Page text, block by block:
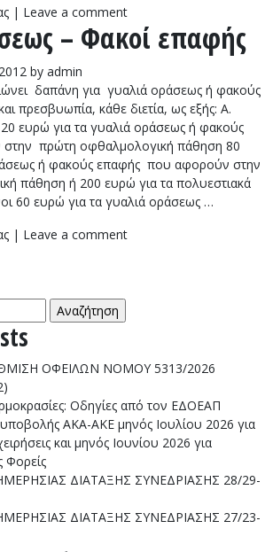
| Leave a comment
– Φακοί επαφής
by admin
δαπάνη για γυαλιά οράσεως ή φακούς
πρεσβυωπία, κάθε διετία, ως εξής: Α.
ευρώ για τα γυαλιά οράσεως ή φακούς
πρώτη οφθαλμολογική πάθηση 80
ή φακούς επαφής που αφορούν στην
πάθηση ή 200 ευρώ για τα πολυεστιακά
60 ευρώ για τα γυαλιά οράσεως …
| Leave a comment
ΟΦΕΙΛΩΝ ΝΟΜΟΥ 5313/2026
Οδηγίες από τον ΕΔΟΕΑΠ
ΑΚΑ-ΑΚΕ μηνός Ιουλίου 2026 για
και μηνός Ιουνίου 2026 για
Φορείς
ΔΙΑΤΑΞΗΣ ΣΥΝΕΔΡΙΑΣΗΣ 28/29-
ΔΙΑΤΑΞΗΣ ΣΥΝΕΔΡΙΑΣΗΣ 27/23-